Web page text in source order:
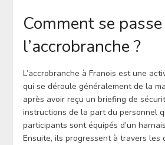
Comment se passe
l’accrobranche ?
L’accrobranche à Franois est une
qui se déroule généralement de la
après avoir reçu un briefing de
instructions de la part du personnel
participants sont équipés d’un
Ensuite, ils progressent à travers les